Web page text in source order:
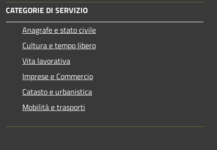
CATEGORIE DI SERVIZIO
Anagrafe e stato civile
Cultura e tempo libero
Vita lavorativa
Imprese e Commercio
Catasto e urbanistica
Mobilità e trasporti